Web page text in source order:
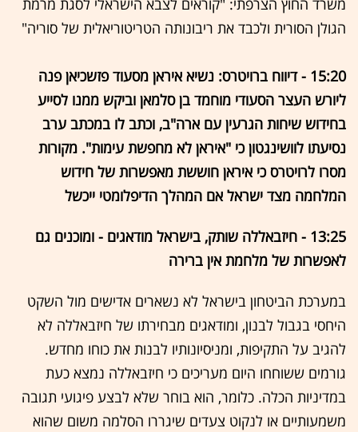
משרד החוץ הצרפתי: "קוראים לצבא הישראלי לסגת מרמת
הגולן הסורית ולכבד את ריבונותה הטריטוריאלית של סוריה"
15:20 - דיווח ברויטרס: נשיא איראן מסעוד פזשכיאן פנה
ליורש העצר הסעודי מוחמד בן סלמאן וביקש ממנו לסייע
בחידוש שיחות הגרעין עם ארה"ב, וכתב לו במכתב ערב
נסיעתו לוושינגטון כי "איראן לא מחפשת עימות". מקורות
מסרו לרויטרס כי איראן חוששת מאפשרות של חידוש
המלחמה מצד ישראל אם המהלך הדיפלומטי ייכשל
13:25 - חיזבאללה שותק, בישראל מודאגים - ומוכנים גם
לאפשרות של מלחמת אין ברירה
במערכת הביטחון בישראל לא נשארים אדישים מול השקט
היחסי בגבול לבנון, ומודאגים מבחירתו של חיזבאללה לא
להגיב על התקיפות, ומניסיונותיו לבנות את כוחו מחדש.
גורמים ששוחחו היום מעריכים כי חיזבאללה נמצא כעת
במדיניות הכלה. כלומר, הוא בוחר שלא לבצע פיגועי תגובה
משמעותיים או לנקוט צעדים שיגררו הסלמה משום שהוא